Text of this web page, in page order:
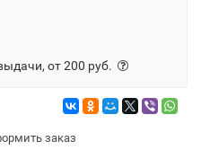
от 200 руб.
заказ